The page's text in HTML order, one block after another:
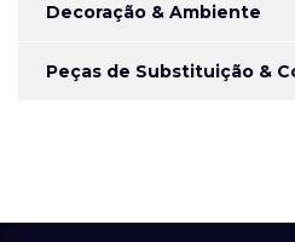
Decoração & Ambiente
Peças de Substituição &